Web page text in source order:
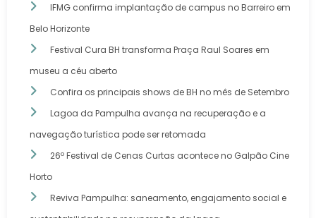
IFMG confirma implantação de campus no Barreiro em
Belo Horizonte
Festival Cura BH transforma Praça Raul Soares em
museu a céu aberto
Confira os principais shows de BH no mês de Setembro
Lagoa da Pampulha avança na recuperação e a
navegação turística pode ser retomada
26º Festival de Cenas Curtas acontece no Galpão Cine
Horto
Reviva Pampulha: saneamento, engajamento social e